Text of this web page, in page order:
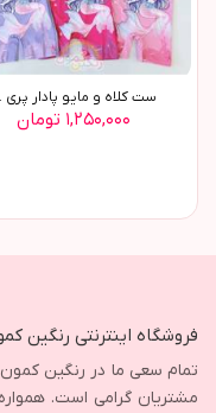
ست کلاه و مایو پادار پری
۱,۲۵۰,۰۰۰ تومان
فروشگاه اینترنتی رنگین
تمام سعی ما در رنگین
مشتریان گرامی است.